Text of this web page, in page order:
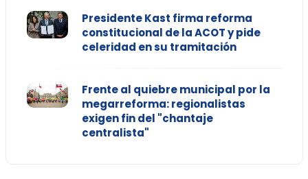
Presidente Kast firma reforma
constitucional de la ACOT y pide
celeridad en su tramitación
Frente al quiebre municipal por la
megarreforma: regionalistas
exigen fin del "chantaje
centralista"